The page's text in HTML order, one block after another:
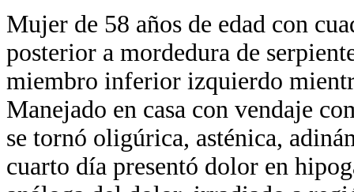
Mujer de 58 años de edad con
posterior a mordedura de
miembro inferior izquierdo
Manejado en casa con vendaje
se tornó oligúrica, asténica,
cuarto día presentó dolor en